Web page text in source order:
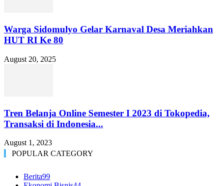
Warga Sidomulyo Gelar Karnaval Desa Meriahkan
HUT RI Ke 80
August 20, 2025
Tren Belanja Online Semester I 2023 di Tokopedia,
Transaksi di Indonesia...
August 1, 2023
POPULAR CATEGORY
Berita99